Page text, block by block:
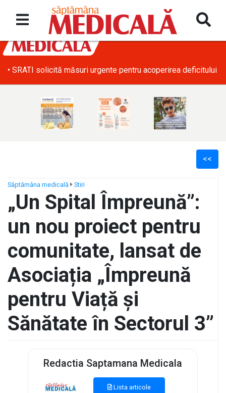
• SRATI solicită măsuri urgente pentru acoperirea deficitului
<<
Săptămâna medicală Stiri
„Un Spital Împreună”:
un nou proiect pentru
comunitate, lansat de
Asociația „Împreună
pentru Viață și
Sănătate în Sectorul 3”
Redactia Saptamana Medicala
Lista articole